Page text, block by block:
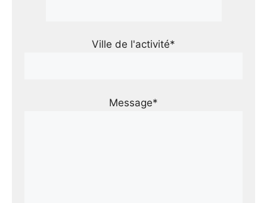
Ville de l'activité*
Message*